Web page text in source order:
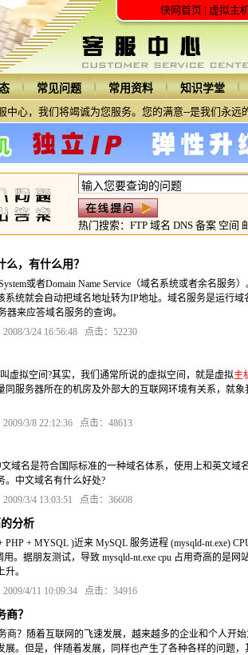
快网首页| 虚拟主
常见问题 常用资料 知识学堂
中心，我们将竭诚为您服务。您的满意--是我们永远
热门搜索： FTP 域名 DNS 备案 空间
么，有什么用？
或者Domain Name Service（域名系统或者余名服务
系统就会自动把域名地址转为IP地址。域名服务是运行
器来应答域名服务的查询。
3/24 16:56:48 点击：52230
虚拟空间?其实，我们通常所说的虚拟空间，就是虚拟主
同服务器所在的机房及外部大的互联网环境有关系，就
3/8 22:12:36 点击：48613
域名是符合国际标准的一种域名体系，使用上和英文域
。中文域名有什么好处?
3/4 13:03:51 点击：36608
分析
+ MYSQL )近来 MySQL 服务进程 (mysqld-nt.exe)
用。据朋友测试，导致 mysqld-nt.exe cpu 占用奇高的是
。
4/11 10:09:34 点击：34916
商？
商？随着互联网的飞速发展，越来越多的企业和个人开
展。但是，伴随着发展，同样也产生了各种各样的问题